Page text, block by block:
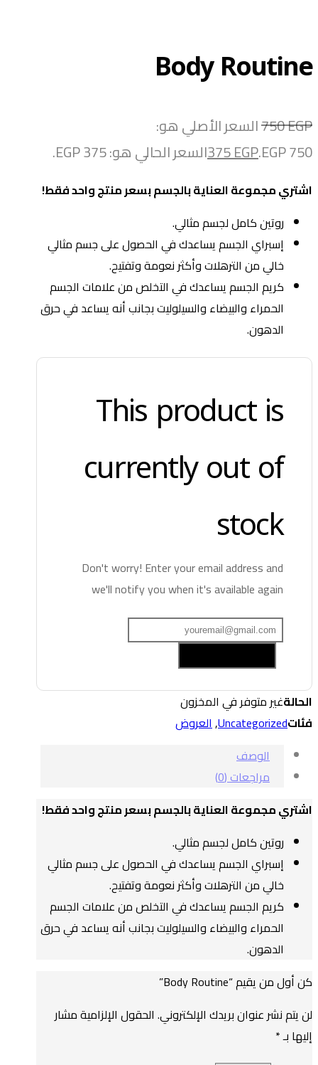
Body Routine
750EGP
السعر الأصلي هو:
750 EGP.
375EGP السعر الحالي هو: 375 EGP.
اشتري مجموعة العناية بالجسم بسعر منتج واحد فقط!
روتين كامل لجسم مثالي.
إسبراي الجسم يساعدك في الحصول على جسم مثالي
خالي من الترهلات وأكثر نعومة وتفتيح.
كريم الجسم يساعدك في التخلص من علامات الجسم
الحمراء والبيضاء والسيلوليت بجانب أنه يساعد في حرق
الدهون.
This product is
currently out of
stock
Don't worry! Enter your email address and
we'll notify you when it's available again
الحالةغير متوفر في المخزون
فئاتUncategorized
,العروض
الوصف
مراجعات (0)
اشتري مجموعة العناية بالجسم بسعر منتج واحد فقط!
روتين كامل لجسم مثالي.
إسبراي الجسم يساعدك في الحصول على جسم مثالي
خالي من الترهلات وأكثر نعومة وتفتيح.
كريم الجسم يساعدك في التخلص من علامات الجسم
الحمراء والبيضاء والسيلوليت بجانب أنه يساعد في حرق
الدهون.
كن أول من يقيم “Body Routine”
لن يتم نشر عنوان بريدك الإلكتروني. الحقول الإلزامية مشار
إليها بـ*